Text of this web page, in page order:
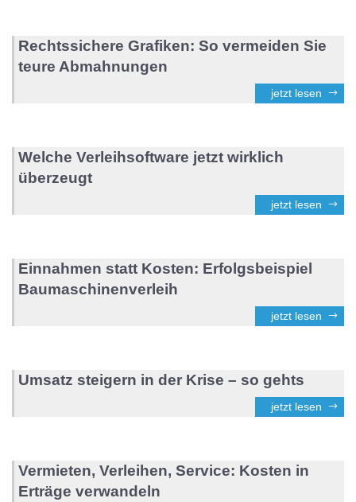
Rechtssichere Grafiken: So vermeiden Sie
teure Abmahnungen
jetzt lesen
Welche Verleihsoftware jetzt wirklich
überzeugt
jetzt lesen
Einnahmen statt Kosten: Erfolgsbeispiel
Baumaschinenverleih
jetzt lesen
Umsatz steigern in der Krise – so gehts
jetzt lesen
Vermieten, Verleihen, Service: Kosten in
Erträge verwandeln